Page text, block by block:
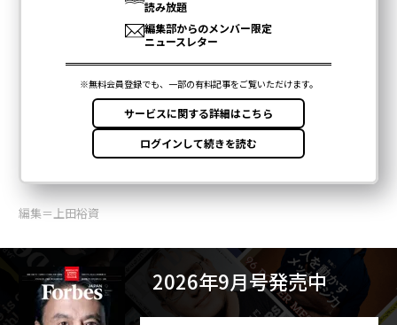
編集＝上田裕資
2026年9月号発売中